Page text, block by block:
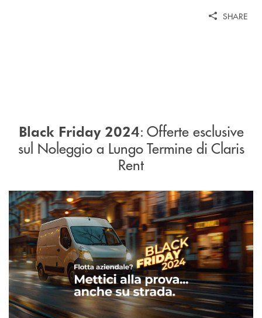
SHARE
Black Friday 2024: Offerte esclusive
sul Noleggio a Lungo Termine di Claris
Rent